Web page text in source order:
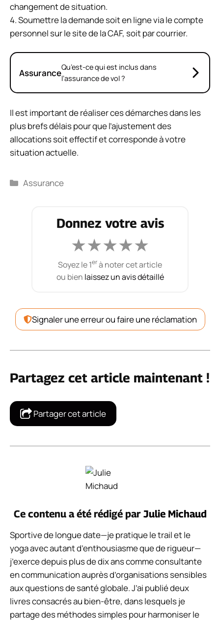
changement de situation.
4. Soumettre la demande soit en ligne via le compte
personnel sur le site de la CAF, soit par courrier.
AssuranceQu’est-ce qui est inclus dans
l’assurance de vol ?
Il est important de réaliser ces démarches dans les
plus brefs délais pour que l’ajustement des
allocations soit effectif et corresponde à votre
situation actuelle.
Catégories
Assurance
Donnez votre avis
★★★★★
Soyez le 1erà noter cet article
ou bien laissez un avis détaillé
Signaler une erreur ou faire une réclamation
Partagez cet article maintenant !
Partager cet article
Ce contenu a été rédigé par Julie Michaud
Sportive de longue date—je pratique le trail et le
yoga avec autant d’enthousiasme que de rigueur—
j’exerce depuis plus de dix ans comme consultante
en communication auprès d’organisations sensibles
aux questions de santé globale. J’ai publié deux
livres consacrés au bien-être, dans lesquels je
partage des méthodes simples pour harmoniser le